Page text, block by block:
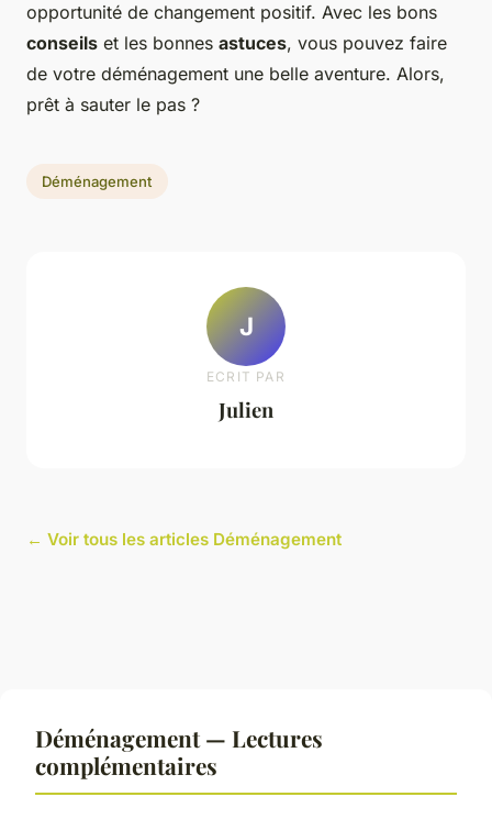
opportunité de changement positif. Avec les bons
conseils et les bonnes astuces, vous pouvez faire
de votre déménagement une belle aventure. Alors,
prêt à sauter le pas ?
Déménagement
J
ECRIT PAR
Julien
← Voir tous les articles Déménagement
Déménagement — Lectures
complémentaires